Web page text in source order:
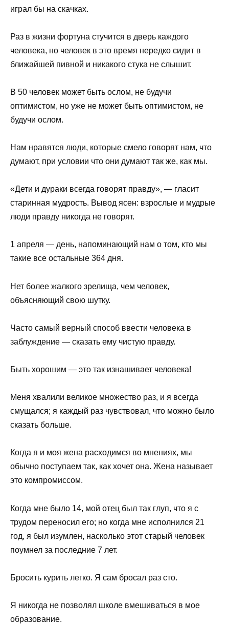
играл бы на скачках.
Раз в жизни фортуна стучится в дверь каждого
человека, но человек в это время нередко сидит в
ближайшей пивной и никакого стука не слышит.
В 50 человек может быть ослом, не будучи
оптимистом, но уже не может быть оптимистом, не
будучи ослом.
Нам нравятся люди, которые смело говорят нам, что
думают, при условии что они думают так же, как мы.
«Дети и дураки всегда говорят правду», — гласит
старинная мудрость. Вывод ясен: взрослые и мудрые
люди правду никогда не говорят.
1 апреля — день, напоминающий нам о том, кто мы
такие все остальные 364 дня.
Нет более жалкого зрелища, чем человек,
объясняющий свою шутку.
Часто самый верный способ ввести человека в
заблуждение — сказать ему чистую правду.
Быть хорошим — это так изнашивает человека!
Меня хвалили великое множество раз, и я всегда
смущался; я каждый раз чувствовал, что можно было
сказать больше.
Когда я и моя жена расходимся во мнениях, мы
обычно поступаем так, как хочет она. Жена называет
это компромиссом.
Когда мне было 14, мой отец был так глуп, что я с
трудом переносил его; но когда мне исполнился 21
год, я был изумлен, насколько этот старый человек
поумнел за последние 7 лет.
Бросить курить легко. Я сам бросал раз сто.
Я никогда не позволял школе вмешиваться в мое
образование.